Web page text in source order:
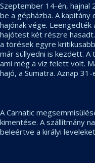
Szeptember 14-én, hajnal
be a gépházba. A
hajónak vége.
hajótest két részre
a törések egyre
már süllyedni is kezdett. A
ami még a víz felett volt.
hajó, a Sumatra. Aznap
A Carnatic
kimentése. A szállítmány
beleértve a királyi